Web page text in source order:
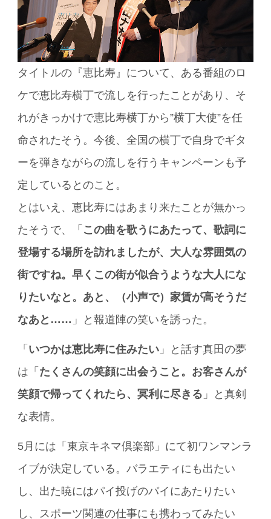
タイトルの『恵比寿』について、ある番組のロ
ケで恵比寿横丁で流しを行ったことがあり、そ
れがきっかけで恵比寿横丁から”横丁大使”を任
命されたそう。今後、全国の横丁で自身でギタ
ーを弾きながらの流しを行うキャンペーンも予
定しているとのこと。
とはいえ、恵比寿にはあまり来たことが無かっ
たそうで、「 この曲を歌うにあたって、歌詞に
登場する場所を訪れましたが、大人な雰囲気の
街ですね。早くこの街が似合うような大人にな
りたいなと。あと、（小声で）家賃が高そうだ
なあと…… 」と報道陣の笑いを誘った。
「 いつかは恵比寿に住みたい 」と話す真田の夢
は「 たくさんの笑顔に出会うこと。お客さんが
笑顔で帰ってくれたら、冥利に尽きる 」と真剣
な表情。
5月には「東京キネマ倶楽部」にて初ワンマンラ
イブが決定している。バラエティにも出たい
し、出た暁にはパイ投げのパイにあたりたい
し、スポーツ関連の仕事にも携わってみたい